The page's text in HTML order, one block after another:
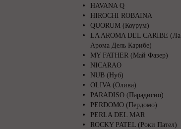
HAVANA Q
HIROCHI ROBAINA
QUORUM (Коурум)
LA AROMA DEL CARIBE (Ла
Арома Дель Карибе)
MY FATHER (Май Фазер)
NICARAO
NUB (Нуб)
OLIVA (Олива)
PARADISO (Парадисио)
PERDOMO (Пердомо)
PERLA DEL MAR
ROCKY PATEL (Роки Пател)